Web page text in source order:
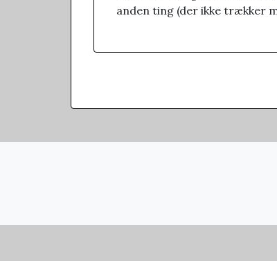
anden ting (der ikke trækker